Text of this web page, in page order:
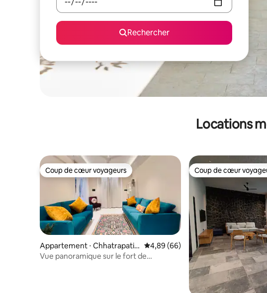
Rechercher
Locations
Coup de cœur voyageurs
Coup de cœur voyageurs
Appartement ⋅ Chhatrapati S
ambhaji Nagar
Évaluation moyenne sur la base de
4,89 (66)
Vue panoramique sur le fort de
Coup de cœur
Coup de cœur